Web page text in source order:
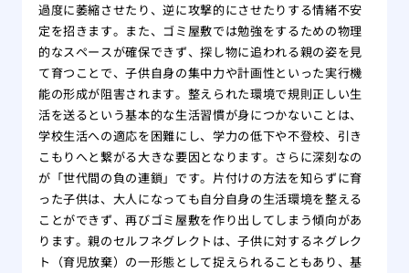
過度に萎縮させたり、逆に攻撃的にさせたりする情緒不安
定を招きます。また、ゴミ屋敷では勉強をするための物理
的なスペースが確保できず、探し物に追われる親の姿を見
て育つことで、子供自身の集中力や計画性といった実行機
能の形成が阻害されます。整えられた環境で規則正しい生
活を送るという基本的な生活習慣が身につかないことは、
学校生活への適応を困難にし、学力の低下や不登校、引き
こもりへと繋がる大きな要因となります。さらに深刻なの
が「世代間の負の連鎖」です。片付けの方法を知らずに育
った子供は、大人になっても自分自身の生活環境を整える
ことができず、再びゴミ屋敷を作り出してしまう傾向があ
ります。親のセルフネグレクトは、子供に対するネグレク
ト（育児放棄）の一形態として捉えられることもあり、基